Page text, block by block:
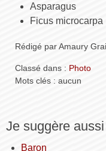
Asparagus
Ficus microcarpa
Rédigé par Amaury
Classé dans : Photo
Mots clés : aucun
Je suggère aussi
Baron